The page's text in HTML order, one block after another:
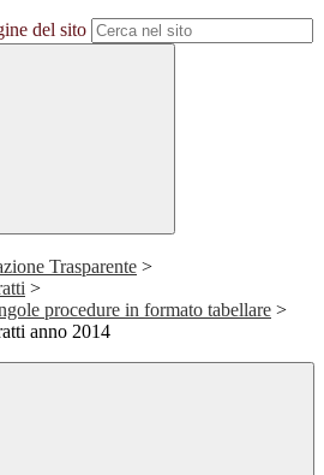
del sito
Trasparente >
>
procedure in formato tabellare >
anno 2014